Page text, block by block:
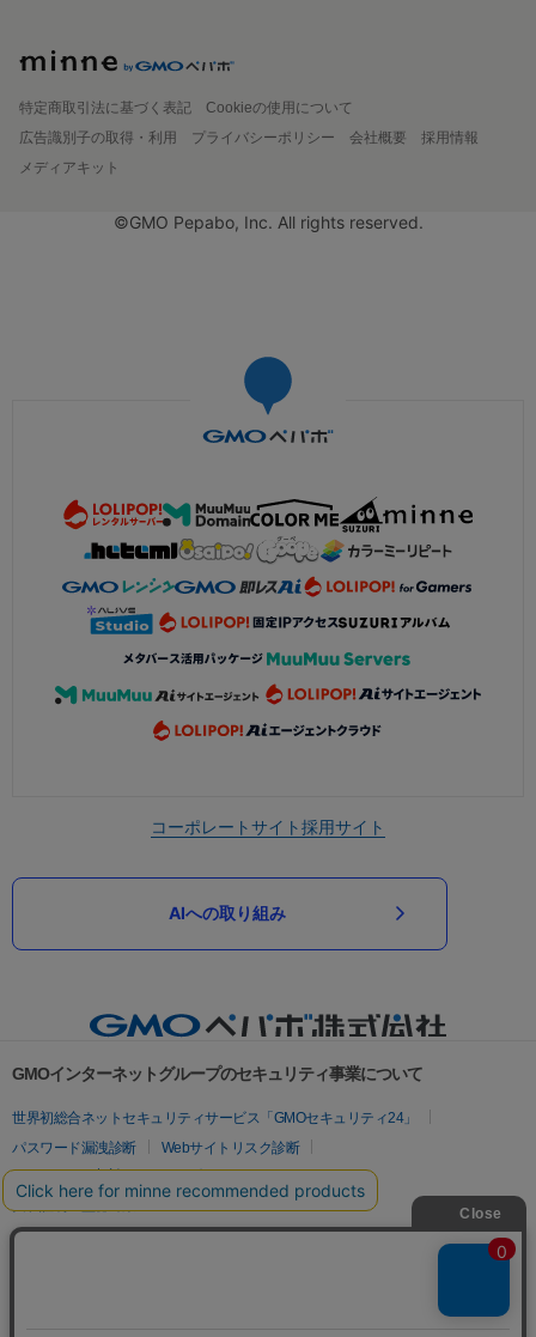
特定商取引法に基づく表記
Cookieの使用について
広告識別子の取得・利用
プライバシーポリシー 会社概要
採用情報
メディアキット
©GMO Pepabo, Inc. All rights reserved.
コーポレートサイト採用サイト
AIへの取り組み
GMOインターネットグループのセキュリティ事業について
世界初総合ネットセキュリティサービス「GMOセキュリティ24」
パスワード漏洩診断
Webサイトリスク診断
セキュリティ相談AIチャットボット
実在証明・盗聴対策
サイバー攻撃対策（GMOサイバーセキュリティ byイエラエ）